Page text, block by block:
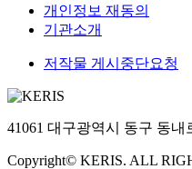
개인정보 재동의
기관소개
저작물 게시중단요청
41061 대구광역시 동구 동내
Copyright© KERIS. ALL